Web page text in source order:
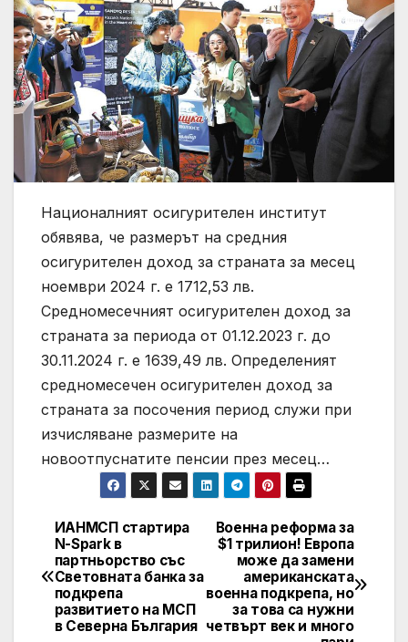
Националният осигурителен институт
обявява, че размерът на средния
осигурителен доход за страната за месец
ноември 2024 г. е 1712,53 лв.
Средномесечният осигурителен доход за
страната за периода от 01.12.2023 г. до
30.11.2024 г. е 1639,49 лв. Определеният
средномесечен осигурителен доход за
страната за посочения период служи при
изчисляване размерите на
новоотпуснатите пенсии през месец…
Post
navigation
Военна реформа за
$1 трилион! Европа
може да замени
американската
военна подкрепа, но
за това са нужни
четвърт век и много
ИАНМСП стартира
N-Spark в
партньорство със
Световната банка за
подкрепа
развитието на МСП
в Северна България